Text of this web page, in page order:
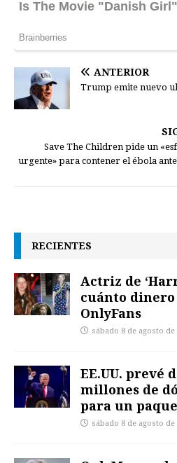
ANTERIOR
Trump emite nuevo
Save The Children pide un
urgente» para contener el ébola
RECIENTES
Actriz de
cuánto dinero
OnlyFans
sábado 8 de agosto de
EE.UU. prevé
millones de
para un
sábado 8 de agosto de